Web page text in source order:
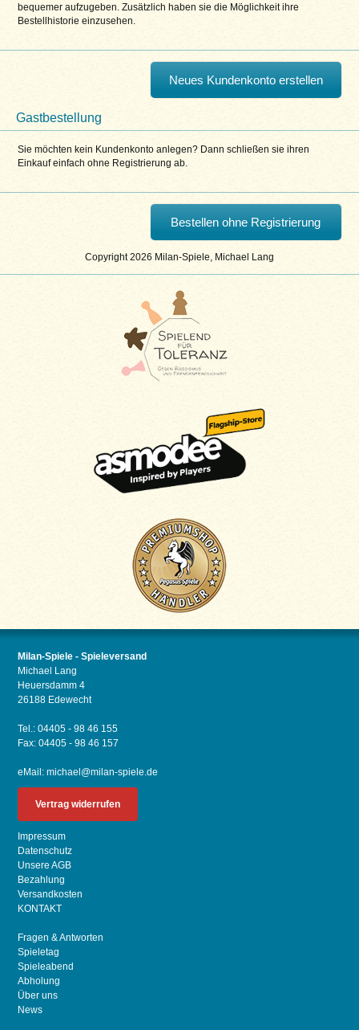
Copyright 2026 Milan-Spiele, Michael Lang
bequemer aufzugeben. Zusätzlich haben sie die Möglichkeit ihre
Bestellhistorie einzusehen.
Neues Kundenkonto erstellen
Gastbestellung
Sie möchten kein Kundenkonto anlegen? Dann schließen sie ihren
Einkauf einfach ohne Registrierung ab.
Bestellen ohne Registrierung
Milan-Spiele - Spieleversand
Michael Lang
Heuersdamm 4
26188 Edewecht
Tel.: 04405 - 98 46 155
Fax: 04405 - 98 46 157
eMail:michael@milan-spiele.de
Vertrag widerrufen
Impressum
Datenschutz
Unsere AGB
Bezahlung
Versandkosten
KONTAKT
Fragen & Antworten
Spieletag
Spieleabend
Abholung
Über uns
News